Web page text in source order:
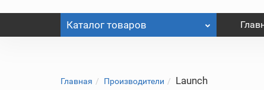
Каталог товаров
Главная Производители Launch